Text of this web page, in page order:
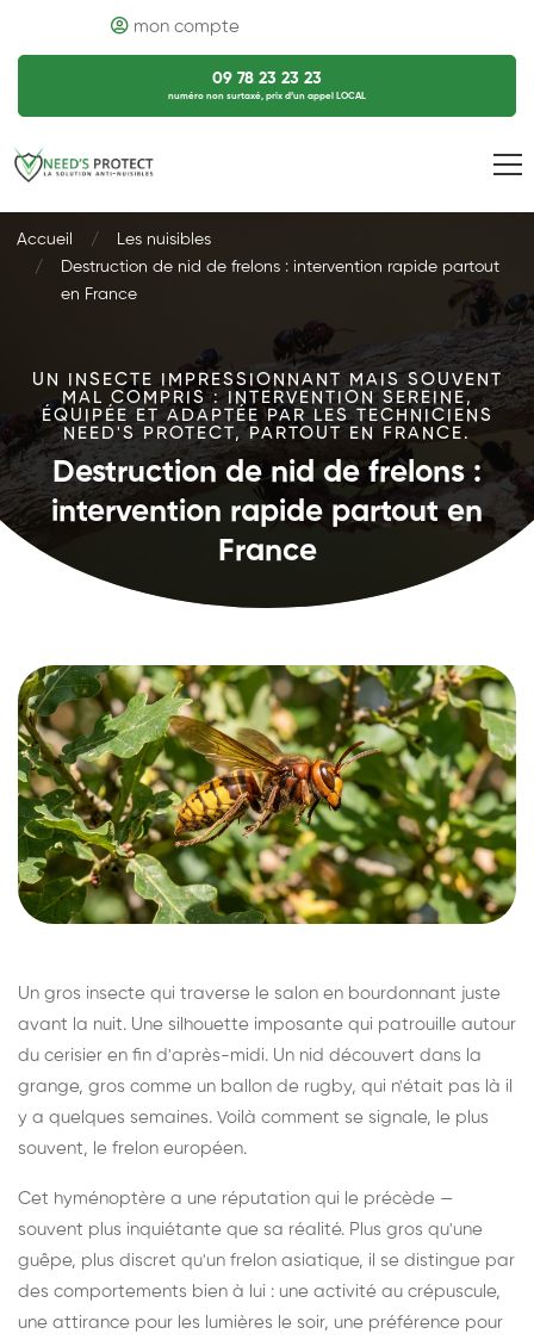
mon compte
09 78 23 23 23
numéro non surtaxé, prix d’un appel LOCAL
Accueil
Les nuisibles
Destruction de nid de frelons : intervention rapide partout
en France
UN INSECTE IMPRESSIONNANT MAIS SOUVENT
MAL COMPRIS : INTERVENTION SEREINE,
ÉQUIPÉE ET ADAPTÉE PAR LES TECHNICIENS
NEED'S PROTECT, PARTOUT EN FRANCE.
Destruction de nid de frelons :
intervention rapide partout en
France
Un gros insecte qui traverse le salon en bourdonnant juste
avant la nuit. Une silhouette imposante qui patrouille autour
du cerisier en fin d'après-midi. Un nid découvert dans la
grange, gros comme un ballon de rugby, qui n'était pas là il
y a quelques semaines. Voilà comment se signale, le plus
souvent, le frelon européen.
Cet hyménoptère a une réputation qui le précède —
souvent plus inquiétante que sa réalité. Plus gros qu'une
guêpe, plus discret qu'un frelon asiatique, il se distingue par
des comportements bien à lui : une activité au crépuscule,
une attirance pour les lumières le soir, une préférence pour